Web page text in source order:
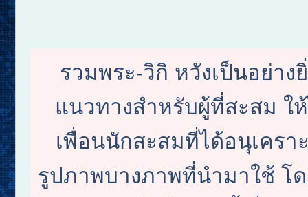
รวมพระ-วิกิ หวังเป็นอย่า
แนวทางสำหรับผู้ที่สะสม
เพื่อนนักสะสมที่ได้อนุเคร
รูปภาพบางภาพที่นำมาใช้ โ